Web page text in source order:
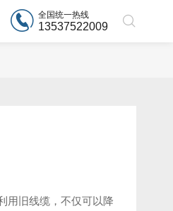
全国统一热线
13537522009
用旧线缆，不仅可以降